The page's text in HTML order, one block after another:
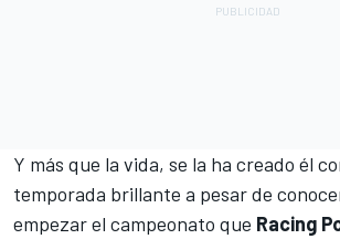
Y más que la vida, se la ha creado él
temporada brillante a pesar de
empezar el campeonato que Racing